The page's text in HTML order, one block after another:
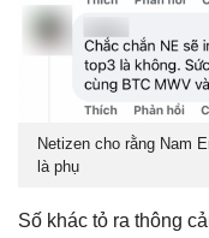
Netizen cho rằng Nam
là phụ
Số khác tỏ ra thông